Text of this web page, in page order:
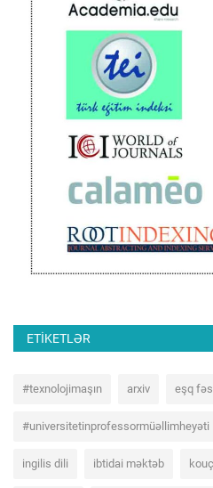
ETIKETLƏR
#texnolojimaşın arxiv eşq
#universitetinprofessormüəllimheyəti
ingilis dili ibtidai məktəb kouç